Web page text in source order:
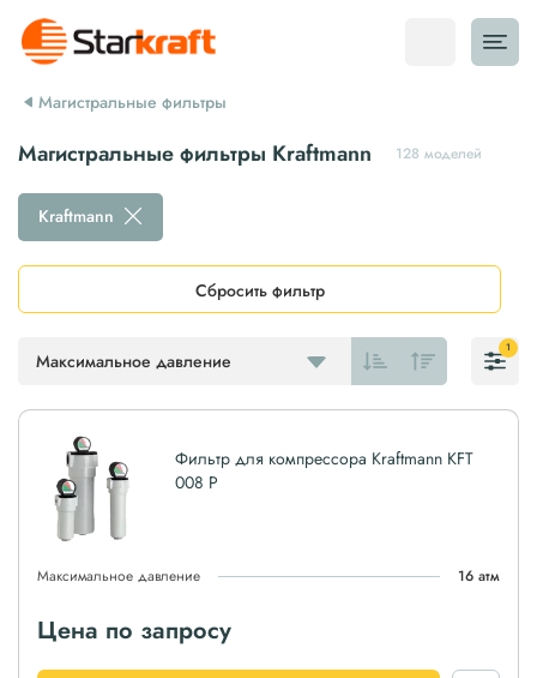
Магистральные фильтры
Магистральные фильтры Kraftmann 128 моделей
Максимальное давление
Kraftmann
Сбросить фильтр
1
Фильтр для компрессора Kraftmann KFT
008 P
Максимальное давление 16 атм
Цена по запросу